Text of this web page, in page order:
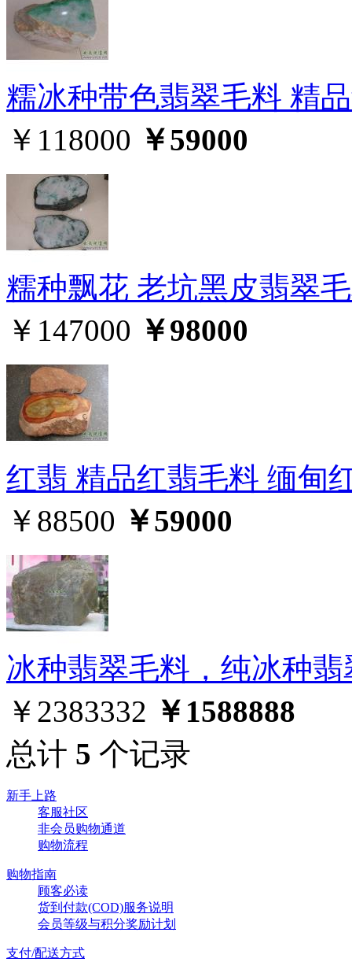
糯冰种带色翡翠毛料 精
￥118000 ￥59000
糯种飘花 老坑黑皮翡翠
￥147000 ￥98000
红翡 精品红翡毛料 缅甸
￥88500 ￥59000
冰种翡翠毛料，纯冰种翡
￥2383332 ￥1588888
总计 5 个记录
新手上路
客服社区
非会员购物通道
购物流程
购物指南
顾客必读
货到付款(COD)服务说明
会员等级与积分奖励计划
支付/配送方式